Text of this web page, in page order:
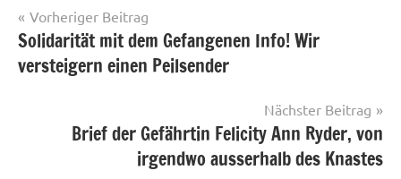
Beitragsnavigation
Vorheriger Beitrag
Solidarität mit dem Gefangenen Info! Wir
versteigern einen Peilsender
Nächster Beitrag
Brief der Gefährtin Felicity Ann Ryder, von
irgendwo ausserhalb des Knastes